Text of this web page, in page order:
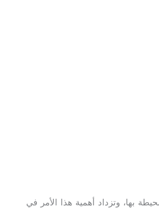
بها، وتزداد أهمية هذا الأمر في